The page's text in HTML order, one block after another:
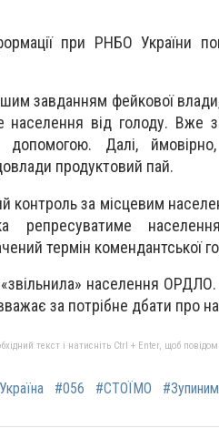
при РНБО України
завданням фейкової
населення від голоду. Вже
допомогою. Далі,
продуктовий пай.
контроль за місцевим
репресуватиме
термін комендантської
населення
за потрібне дбати про
текст і натисніть Ctrl + Enter, щоб
#056 #СТОЇМО